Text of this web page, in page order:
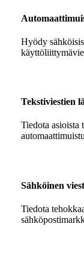
Hyödy
Tekstiviestien
Tiedota asioista
Sähköinen
Tiedota